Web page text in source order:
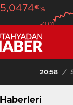
€ %
-0.01